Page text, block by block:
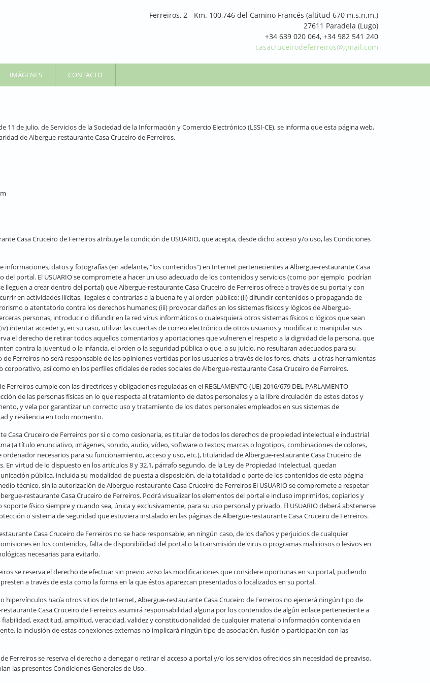
Ferreiros, 2 - Km. 100,746 del Camino Francés (altitud 670 m.s.n.m.)
27611 Paradela (Lugo)
+34 639 020 064, +34 982 541 240
casacruceirodeferreiros@gmail.com
IMÁGENES CONTACTO
11 de julio, de Servicios de la Sociedad de la Información y Comercio Electrónico (LSSI-CE), se informa que esta página web,
de Albergue-restaurante Casa Cruceiro de Ferreiros.
Casa Cruceiro de Ferreiros atribuye la condición de USUARIO, que acepta, desde dicho acceso y/o uso, las Condiciones
informaciones, datos y fotografías (en adelante, "los contenidos") en Internet pertenecientes a Albergue-restaurante Casa
del portal. El USUARIO se compromete a hacer un uso adecuado de los contenidos y servicios (como por ejemplo podrían
a crear dentro del portal) que Albergue-restaurante Casa Cruceiro de Ferreiros ofrece a través de su portal y con
en actividades ilícitas, ilegales o contrarias a la buena fe y al orden público; (ii) difundir contenidos o propaganda de
o atentatorio contra los derechos humanos; (iii) provocar daños en los sistemas físicos y lógicos de Albergue-
personas, introducir o difundir en la red virus informáticos o cualesquiera otros sistemas físicos o lógicos que sean
intentar acceder y, en su caso, utilizar las cuentas de correo electrónico de otros usuarios y modificar o manipular sus
el derecho de retirar todos aquellos comentarios y aportaciones que vulneren el respeto a la dignidad de la persona, que
contra la juventud o la infancia, el orden o la seguridad pública o que, a su juicio, no resultaran adecuados para su
Ferreiros no será responsable de las opiniones vertidas por los usuarios a través de los foros, chats, u otras herramientas
así como en los perfiles oficiales de redes sociales de Albergue-restaurante Casa Cruceiro de Ferreiros.
cumple con las directrices y obligaciones reguladas en el REGLAMENTO (UE) 2016/679 DEL PARLAMENTO
de las personas físicas en lo que respecta al tratamiento de datos personales y a la libre circulación de estos datos y
y vela por garantizar un correcto uso y tratamiento de los datos personales empleados en sus sistemas de
y resiliencia en todo momento.
Casa Cruceiro de Ferreiros por sí o como cesionaria, es titular de todos los derechos de propiedad intelectual e industrial
(a título enunciativo, imágenes, sonido, audio, vídeo, software o textos; marcas o logotipos, combinaciones de colores,
necesarios para su funcionamiento, acceso y uso, etc.), titularidad de Albergue-restaurante Casa Cruceiro de
En virtud de lo dispuesto en los artículos 8 y 32.1, párrafo segundo, de la Ley de Propiedad Intelectual, quedan
pública, incluida su modalidad de puesta a disposición, de la totalidad o parte de los contenidos de esta página
técnico, sin la autorización de Albergue-restaurante Casa Cruceiro de Ferreiros El USUARIO se compromete a respetar
restaurante Casa Cruceiro de Ferreiros. Podrá visualizar los elementos del portal e incluso imprimirlos, copiarlos y
físico siempre y cuando sea, única y exclusivamente, para su uso personal y privado. El USUARIO deberá abstenerse
o sistema de seguridad que estuviera instalado en las páginas de Albergue-restaurante Casa Cruceiro de Ferreiros.
Casa Cruceiro de Ferreiros no se hace responsable, en ningún caso, de los daños y perjuicios de cualquier
en los contenidos, falta de disponibilidad del portal o la transmisión de virus o programas maliciosos o lesivos en
necesarias para evitarlo.
se reserva el derecho de efectuar sin previo aviso las modificaciones que considere oportunas en su portal, pudiendo
a través de esta como la forma en la que éstos aparezcan presentados o localizados en su portal.
o hipervínculos hacía otros sitios de Internet, Albergue-restaurante Casa Cruceiro de Ferreiros no ejercerá ningún tipo de
Casa Cruceiro de Ferreiros asumirá responsabilidad alguna por los contenidos de algún enlace perteneciente a
exactitud, amplitud, veracidad, validez y constitucionalidad de cualquier material o información contenida en
la inclusión de estas conexiones externas no implicará ningún tipo de asociación, fusión o participación con las
Ferreiros se reserva el derecho a denegar o retirar el acceso a portal y/o los servicios ofrecidos sin necesidad de preaviso,
las presentes Condiciones Generales de Uso.